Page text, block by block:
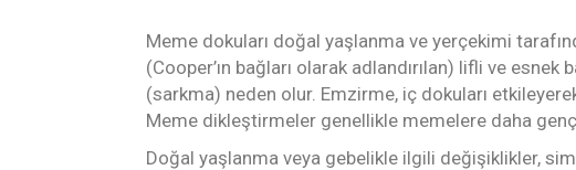
Meme dokuları doğal yaşlanma ve yerçekimi
(Cooper’ın bağları olarak adlandırılan) lifli ve
(sarkma) neden olur. Emzirme, iç dokuları
Meme dikleştirmeler genellikle memelere daha
Doğal yaşlanma veya gebelikle ilgili değişiklikler,